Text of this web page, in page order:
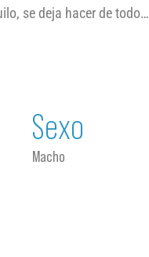
se deja hacer de todo…
Sexo
Macho